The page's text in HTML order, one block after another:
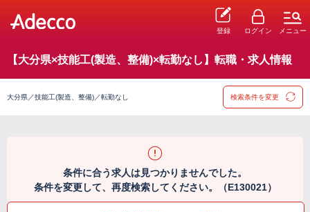
登録 ログイン メニュー
【大分県×技能工(製造、整備)×転勤なし】転職・求人情報
大分県／技能工(製造、整備)／転勤なし 検索条件を変更
条件に合う求人は見つかりませんでした。
条件を変更して、再度検索してください。（E130021）